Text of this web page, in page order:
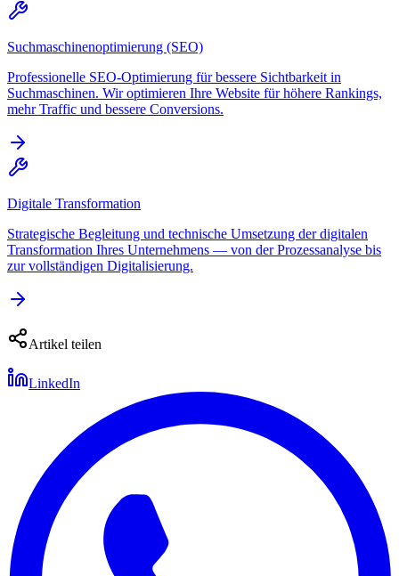
Suchmaschinenoptimierung (SEO)
Professionelle SEO-Optimierung für bessere Sichtbarkeit in
Suchmaschinen. Wir optimieren Ihre Website für höhere Rankings,
mehr Traffic und bessere Conversions.
Digitale Transformation
Strategische Begleitung und technische Umsetzung der digitalen
Transformation Ihres Unternehmens — von der Prozessanalyse bis
zur vollständigen Digitalisierung.
Artikel teilen
LinkedIn